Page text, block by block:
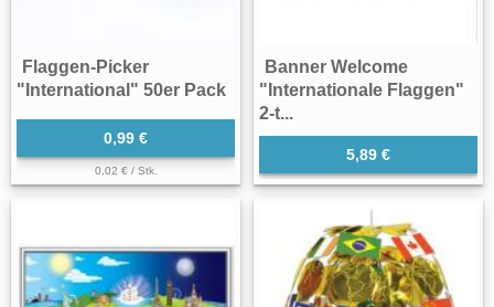
Flaggen-Picker
"International" 50er Pack
0,99 €
0,02 € / Stk.
Banner Welcome
"Internationale Flaggen"
2-t...
5,89 €